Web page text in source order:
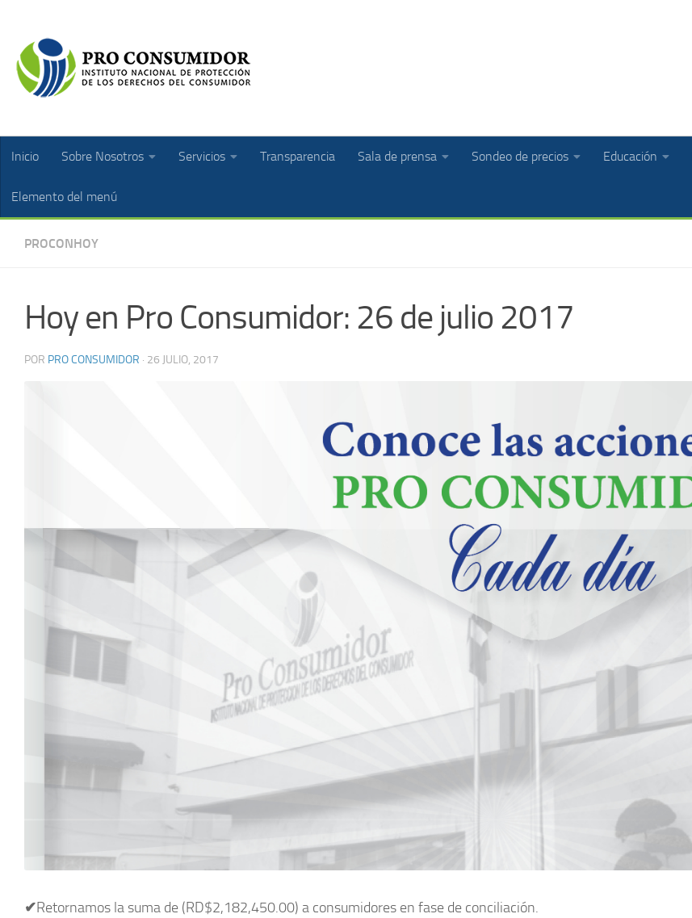
Inicio Sobre Nosotros Servicios Transparencia Sala de prensa Sondeo de precios Educación
Elemento del menú
PROCONHOY
Hoy en Pro Consumidor: 26 de julio 2017
POR PRO CONSUMIDOR · 26 JULIO, 2017
✔Retornamos la suma de (RD$2,182,450.00) a consumidores en fase de conciliación.